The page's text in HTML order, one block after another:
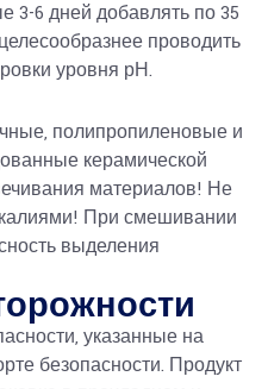
3-6 дней добавлять по 35
проводить
уровня рН.
полипропиленовые и
керамической
материалов! Не
При смешивании
выделения
указанные на
безопасности. Продукт